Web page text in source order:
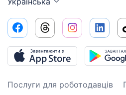
Послуги для роботодавців